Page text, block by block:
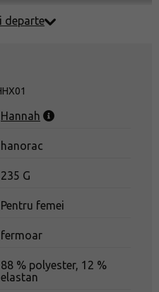
departe
Hannah
hanorac
235 G
Pentru femei
fermoar
88 % polyester, 12 %
elastan